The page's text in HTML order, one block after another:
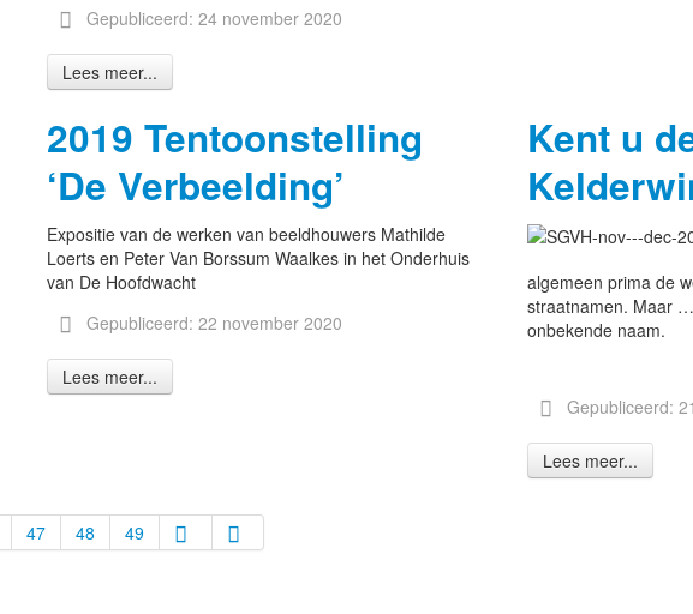
Gepubliceerd: 24 november 2020
Lees meer...
2019 Tentoonstelling
‘De Verbeelding’
Expositie van de werken van beeldhouwers Mathilde
Loerts en Peter Van Borssum Waalkes in het Onderhuis
van De Hoofdwacht
Gepubliceerd: 22 november 2020
Lees meer...
Kent u
algemeen prima de
straatnamen. Maar
onbekende naam.
Gepubliceerd:
Lees meer...
47 48 49